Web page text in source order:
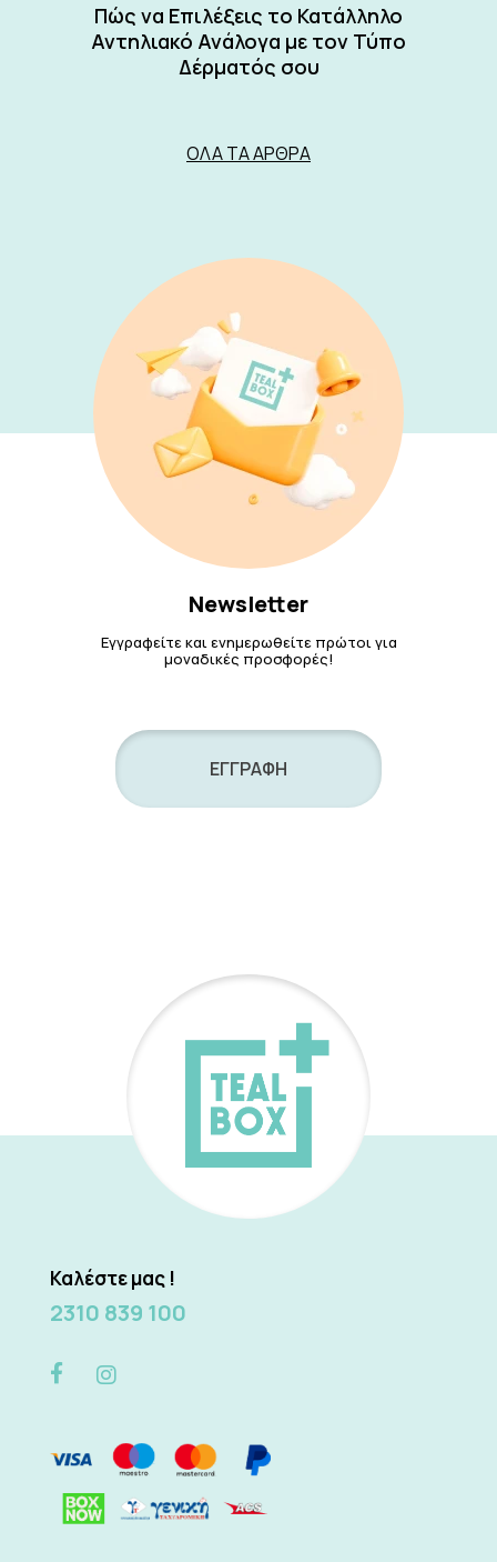
Πώς να Επιλέξεις το Κατάλληλο
Αντηλιακό Ανάλογα με τον Τύπο
Δέρματός σου
ΌΛΑ ΤΑ ΆΡΘΡΑ
Newsletter
Εγγραφείτε και ενημερωθείτε πρώτοι για
μοναδικές προσφορές!
ΕΓΓΡΑΦΗ
Καλέστε μας !
2310 839 100